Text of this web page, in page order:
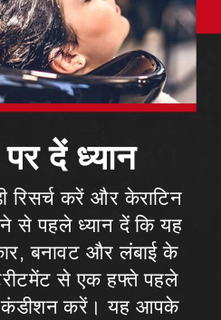
दें ध्यान
रिसर्च करें और केराटिन
से पहले ध्यान दें कि यह
बनावट और लंबाई के
से एक हफ्ते पहले
कंडीशन करें। यह आपके